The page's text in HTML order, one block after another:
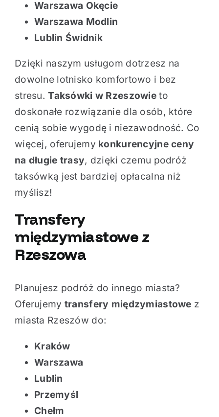
Warszawa Okęcie
Warszawa Modlin
Lublin Świdnik
Dzięki naszym usługom dotrzesz na
dowolne lotnisko komfortowo i bez
stresu.Taksówki w Rzeszowie to
doskonałe rozwiązanie dla osób, które
cenią sobie wygodę i niezawodność. Co
więcej, oferujemy konkurencyjne ceny
na długie trasy, dzięki czemu podróż
taksówką jest bardziej opłacalna niż
myślisz!
Transfery
międzymiastowe z
Rzeszowa
Planujesz podróż do innego miasta?
Oferujemy transfery międzymiastowe z
miasta Rzeszów do:
Kraków
Warszawa
Lublin
Przemyśl
Chełm